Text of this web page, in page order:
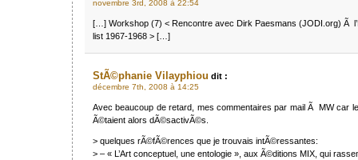
novembre 3rd, 2008 à 22:54
[…] Workshop (7) < Rencontre avec Dirk Paesmans (JODI.org) Ã
list 1967-1968 > […]
StÃ©phanie Vilayphiou dit :
décembre 7th, 2008 à 14:25
Avec beaucoup de retard, mes commentaires par mail Ã MW car
Ã©taient alors dÃ©sactivÃ©s.
> quelques rÃ©fÃ©rences que je trouvais intÃ©ressantes:
> – « L’Art conceptuel, une entologie », aux Ã©ditions MIX, qui